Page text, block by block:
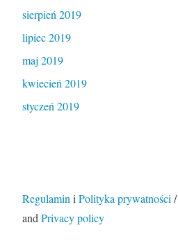
sierpień 2019
lipiec 2019
maj 2019
kwiecień 2019
styczeń 2019
RegulaminiPolityka prywatności/
andPrivacy policy